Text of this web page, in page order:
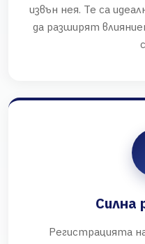
извън нея. Те са
да разширят
Силна
Регистрацията